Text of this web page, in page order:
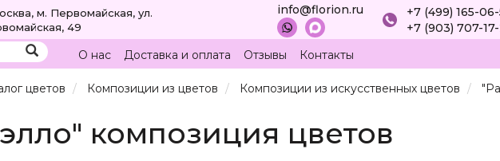
м. Первомайская, ул.
49
info@florion.ru
+7 (499) 165-
+7 (903) 707-17-
О нас Доставка и оплата Отзывы Контакты
цветов Композиции из цветов Композиции из искусственных цветов
композиция цветов